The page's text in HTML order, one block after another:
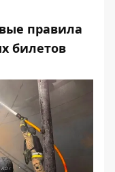
правила
билетов